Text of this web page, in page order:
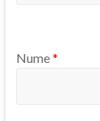
Nume*